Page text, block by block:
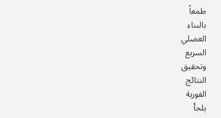
طمعاً
بالبناء
العضلي
السريع
وتحقيق
النتائج
الفورية
يلجأ